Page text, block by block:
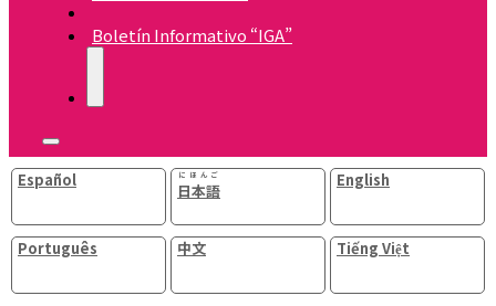
Boletín Informativo “IGA”
Español
日本語
にほんご English
Português 中文 Tiếng Việt